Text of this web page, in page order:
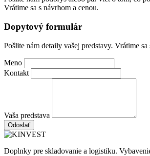
Vrátime sa s návrhom a cenou.
Dopytový formulár
Pošlite nám detaily vašej predstavy. Vrátime sa
Meno
Kontakt
Vaša predstava
Odoslať
Doplnky pre skladovanie a logistiku.